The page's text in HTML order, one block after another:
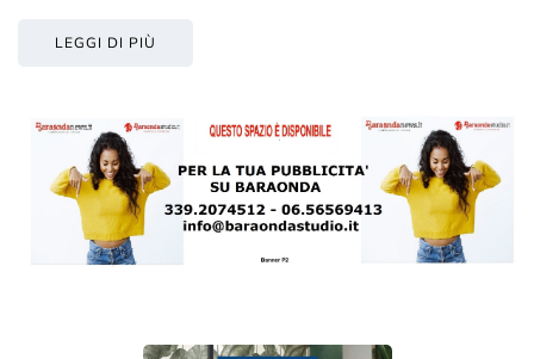
LEGGI DI PIÙ